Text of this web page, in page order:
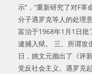
示”，“重新研究了对F
分子遇罗克等人的处理
富治于1968年1月1日批
逮捕入狱。 三、所谓攻
日，姚文元抛出了《评
党反社会主义。遇罗克